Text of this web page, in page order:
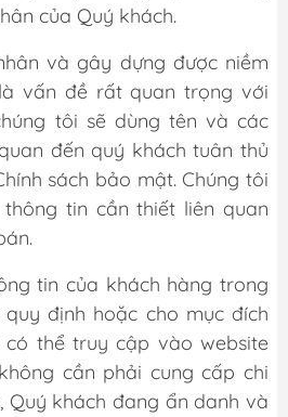
của Quý khách.
và gây dựng được niềm
vấn đề rất quan trọng với
tôi sẽ dùng tên và các
đến quý khách tuân thủ
sách bảo mật. Chúng tôi
tin cần thiết liên quan
tin của khách hàng trong
định hoặc cho mục đích
có thể truy cập vào website
cần phải cung cấp chi
Quý khách đang ẩn danh và